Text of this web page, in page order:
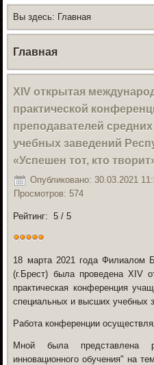
Вы здесь: Главная
Главная
XIV открытая
практической
преподавателей
учебных заведений
«Успешен тот, кто
Опубликовано: 30.03.2021
Просмотров: 574
Рейтинг:5 /5
18 марта 2021 года Филиалом
(г.Брест) была проведена XIV
практическая конференция
специальных и высших учебных
Работа конференции
Мной была представлена
инновационного обучения" на